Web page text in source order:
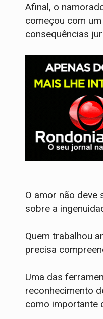
Afinal, o
começou com
consequências
O amor não
sobre a
Quem trabalhou
precisa
Uma das
reconhecimento
como importante